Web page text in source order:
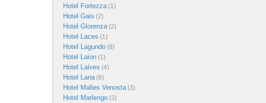
Hotel Fortezza(1)
Hotel Gais (2)
Hotel Glorenza(2)
Hotel Laces (1)
Hotel Lagundo (8)
Hotel Laion (1)
Hotel Laives (4)
Hotel Lana(6)
Hotel Malles Venosta(3)
Hotel Marlengo (3)